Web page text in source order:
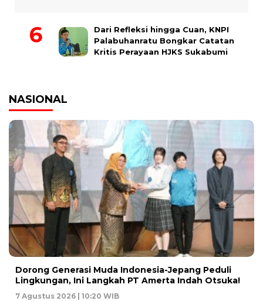
Dari Refleksi hingga Cuan, KNPI
Palabuhanratu Bongkar Catatan
Kritis Perayaan HJKS Sukabumi
NASIONAL
Dorong Generasi Muda Indonesia-Jepang Peduli
Lingkungan, Ini Langkah PT Amerta Indah Otsuka!
7 Agustus 2026 | 10:20 WIB